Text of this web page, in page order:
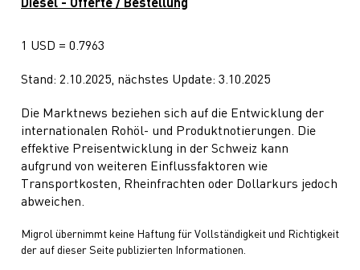
1 USD = 0.7963
Stand: 2.10.2025, nächstes Update: 3.10.2025
Die Marktnews beziehen sich auf die Entwicklung der
internationalen Rohöl- und Produktnotierungen. Die
effektive Preisentwicklung in der Schweiz kann
aufgrund von weiteren Einflussfaktoren wie
Transportkosten, Rheinfrachten oder Dollarkurs jedoch
abweichen.
Migrol übernimmt keine Haftung für Vollständigkeit und Richtigkeit
der auf dieser Seite publizierten Informationen.